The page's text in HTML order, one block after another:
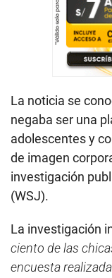
La noticia se
negaba ser una
adolescentes y
de imagen
investigación
(WSJ).
La investigación
ciento de las
encuesta